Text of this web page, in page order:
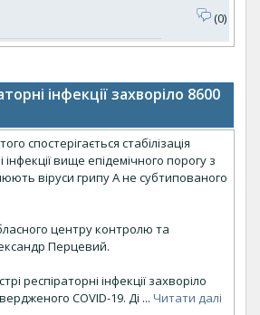
(0)
інфекції захворіло 8600
спостерігається стабілізація
вище епідемічного порогу з
віруси грипу А не субтипованого
центру контролю та
Перцевий.
респіраторні інфекції захворіло
COVID-19. Ді ... Читати далі